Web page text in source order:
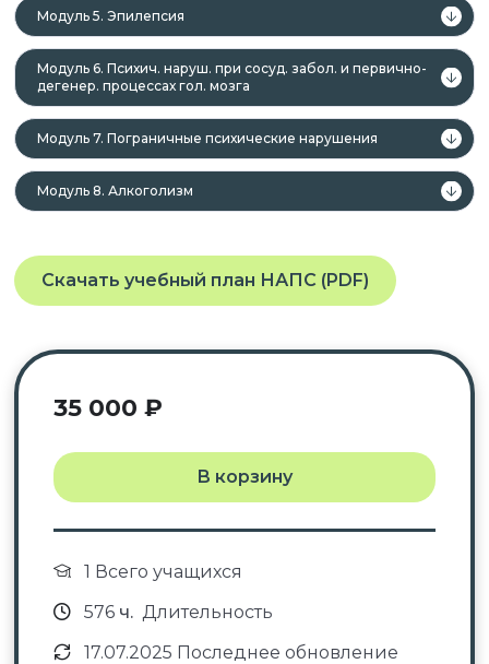
Модуль 5. Эпилепсия
Модуль 6. Психич. наруш. при сосуд. забол. и первично-
дегенер. процессах гол. мозга
Модуль 7. Пограничные психические нарушения
Модуль 8. Алкоголизм
Скачать учебный план НАПС (PDF)
35 000 ₽
В корзину
1 Всего учащихся
576ч. Длительность
17.07.2025 Последнее обновление